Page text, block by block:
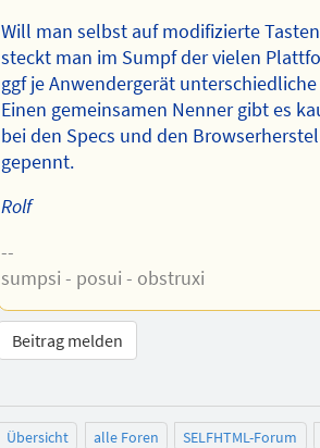
Will man selbst auf modifizierte
steckt man im Sumpf der vielen
ggf je Anwendergerät
Einen gemeinsamen Nenner gibt es
bei den Specs und den
gepennt.
Rolf
--
sumpsi - posui - obstruxi
Beitrag melden
Übersicht alle Foren
SELFHTML-Forum